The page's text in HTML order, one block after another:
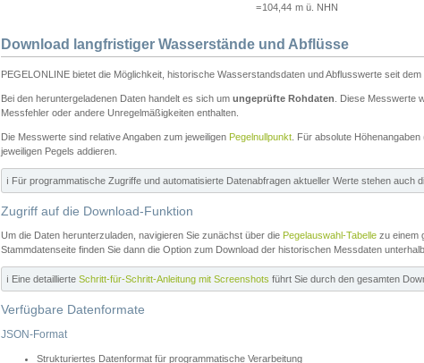
=104,44 m ü. NHN
Download langfristiger Wasserstände und Abflüsse
PEGELONLINE bietet die Möglichkeit, historische Wasserstandsdaten und Abflusswerte seit
Bei den heruntergeladenen Daten handelt es sich um ungeprüfte Rohdaten . Diese Messwerte
Messfehler oder andere Unregelmäßigkeiten enthalten.
Die Messwerte sind relative Angaben zum jeweiligen Pegelnullpunkt . Für absolute
jeweiligen Pegels addieren.
ℹ️ Für programmatische Zugriffe und automatisierte Datenabfragen aktueller Werte stehen auch
Zugriff auf die Download-Funktion
Um die Daten herunterzuladen, navigieren Sie zunächst über die Pegelauswahl-Tabelle zu einem
Stammdatenseite finden Sie dann die Option zum Download der historischen Messdaten
ℹ️ Eine detaillierte Schritt-für-Schritt-Anleitung mit Screenshots führt Sie durch den gesamten
Verfügbare Datenformate
JSON-Format
Strukturiertes Datenformat für programmatische Verarbeitung